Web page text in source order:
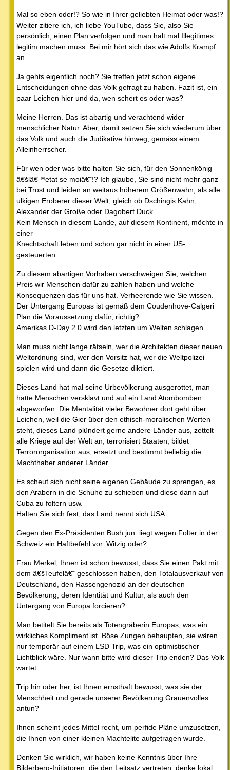
Mal so eben oder!? So wie in Ihrer geliebten Heimat oder was!?
Weiter zitiere ich, ich liebe YouTube, dass Sie, also Sie
persönlich, einen Plan verfolgen und man halt mal Illegitimes
legitim machen muss. Bei mir hört sich das wie Adolfs Krampf
an.
Ja gehts eigentlich noch? Sie treffen jetzt schon eigene
Entscheidungen ohne das Volk gefragt zu haben. Fazit ist, ein
paar Leichen hier und da, wen schert es oder was?
Meine Herren. Das ist abartig und verachtend wider
menschlicher Natur. Aber, damit setzen Sie sich wiederum über
das Volk und auch die Judikative hinweg, gemäss einem
Alleinherrscher.
Für wen oder was bitte halten Sie sich, für den Sonnenkönig
â€šlâ€™etat se moiâ€˜!? Ich glaube, Sie sind nicht mehr ganz
bei Trost und leiden an weitaus höherem Größenwahn, als alle
ulkigen Eroberer dieser Welt, gleich ob Dschingis Kahn,
Alexander der Große oder Dagobert Duck.
Kein Mensch in diesem Lande, auf diesem Kontinent, möchte in
einer
Knechtschaft leben und schon gar nicht in einer US-
gesteuerten.
Zu diesem abartigen Vorhaben verschweigen Sie, welchen
Preis wir Menschen dafür zu zahlen haben und welche
Konsequenzen das für uns hat. Verheerende wie Sie wissen.
Der Untergang Europas ist gemäß dem Coudenhove-Calgeri
Plan die Voraussetzung dafür, richtig?
Amerikas D-Day 2.0 wird den letzten um Welten schlagen.
Man muss nicht lange rätseln, wer die Architekten dieser neuen
Weltordnung sind, wer den Vorsitz hat, wer die Weltpolizei
spielen wird und dann die Gesetze diktiert.
Dieses Land hat mal seine Urbevölkerung ausgerottet, man
hatte Menschen versklavt und auf ein Land Atombomben
abgeworfen. Die Mentalität vieler Bewohner dort geht über
Leichen, weil die Gier über den ethisch-moralischen Werten
steht, dieses Land plündert gerne andere Länder aus, zettelt
alle Kriege auf der Welt an, terrorisiert Staaten, bildet
Terrororganisation aus, ersetzt und bestimmt beliebig die
Machthaber anderer Länder.
Es scheut sich nicht seine eigenen Gebäude zu sprengen, es
den Arabern in die Schuhe zu schieben und diese dann auf
Cuba zu foltern usw.
Halten Sie sich fest, das Land nennt sich USA.
Gegen den Ex-Präsidenten Bush jun. liegt wegen Folter in der
Schweiz ein Haftbefehl vor. Witzig oder?
Frau Merkel, Ihnen ist schon bewusst, dass Sie einen Pakt mit
dem â€šTeufelâ€˜ geschlossen haben, den Totalausverkauf von
Deutschland, den Rassengenozid an der deutschen
Bevölkerung, deren Identität und Kultur, als auch den
Untergang von Europa forcieren?
Man betitelt Sie bereits als Totengräberin Europas, was ein
wirkliches Kompliment ist. Böse Zungen behaupten, sie wären
nur temporär auf einem LSD Trip, was ein optimistischer
Lichtblick wäre. Nur wann bitte wird dieser Trip enden? Das Volk
wartet.
Trip hin oder her, ist Ihnen ernsthaft bewusst, was sie der
Menschheit und gerade unserer Bevölkerung Grauenvolles
antun?
Ihnen scheint jedes Mittel recht, um perfide Pläne umzusetzen,
die Ihnen von einer kleinen Machtelite aufgetragen wurde.
Denken Sie wirklich, wir haben keine Kenntnis über Ihre
Bilderberg-Initiatoren, die den Leitsatz vertreten, denke lokal,